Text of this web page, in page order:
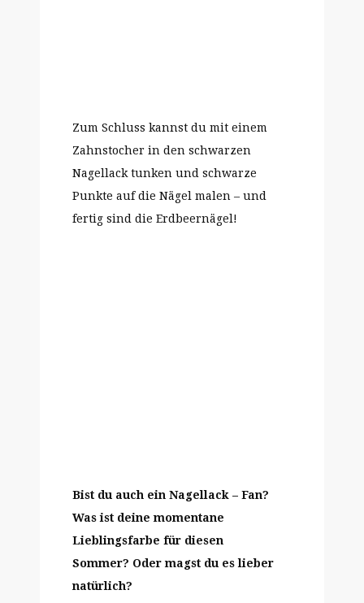
Zum Schluss kannst du mit einem
Zahnstocher in den schwarzen
Nagellack tunken und schwarze
Punkte auf die Nägel malen – und
fertig sind die Erdbeernägel!
Bist du auch ein Nagellack – Fan?
Was ist deine momentane
Lieblingsfarbe für diesen
Sommer? Oder magst du es lieber
natürlich?